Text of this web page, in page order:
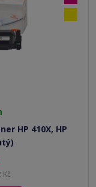
HP 410X, HP
Kč